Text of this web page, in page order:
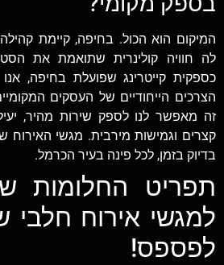
המיקום הוא הכול. בחיפה, קיימת
לה חוויה קולינרית שתואמת את
כספקית קייטרינג שפועלת בחיפה,
הצרכים הייחודיים של העסקים
זה מאפשר לנו לספק שירות מהיר,
קצרים וגמישות מירבית. מגשי האירוח
בדיוק בזמן, לכל פינה בעיר הכרמל.
תפריט החלומות
למגשי אירוח
לפספס!